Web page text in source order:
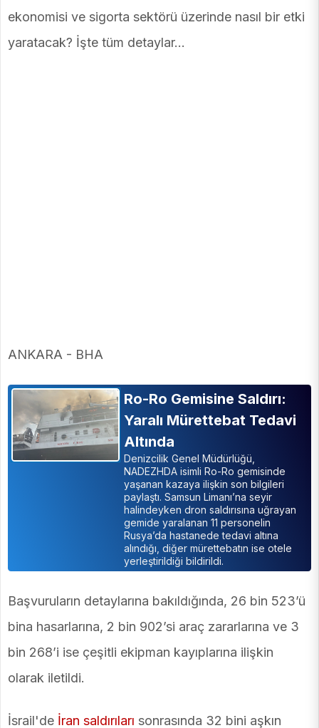
ekonomisi ve sigorta sektörü üzerinde nasıl bir etki
yaratacak? İşte tüm detaylar...
ANKARA - BHA
Ro-Ro Gemisine Saldırı:
Yaralı Mürettebat Tedavi
Altında
Denizcilik Genel Müdürlüğü,
NADEZHDA isimli Ro-Ro gemisinde
yaşanan kazaya ilişkin son bilgileri
paylaştı. Samsun Limanı’na seyir
halindeyken dron saldırısına uğrayan
gemide yaralanan 11 personelin
Rusya’da hastanede tedavi altına
alındığı, diğer mürettebatın ise otele
yerleştirildiği bildirildi.
Başvuruların detaylarına bakıldığında, 26 bin 523’ü
bina hasarlarına, 2 bin 902’si araç zararlarına ve 3
bin 268’i ise çeşitli ekipman kayıplarına ilişkin
olarak iletildi.
İsrail'de İran saldırıları sonrasında 32 bini aşkın